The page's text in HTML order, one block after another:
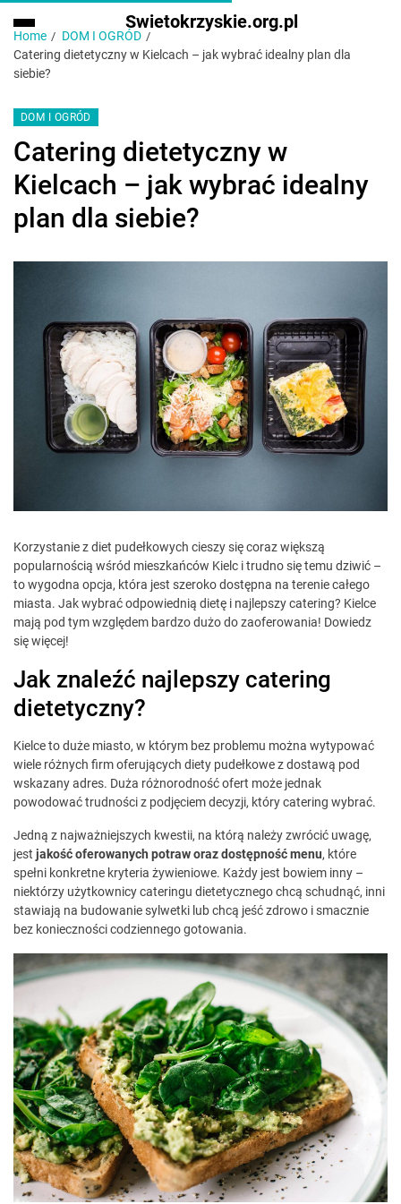
Swietokrzyskie.org.pl
Home
DOM I OGRÓD
Catering dietetyczny w Kielcach – jak wybrać idealny plan dla
siebie?
DOM I OGRÓD
Catering dietetyczny w
Kielcach – jak wybrać idealny
plan dla siebie?
Korzystanie z diet pudełkowych cieszy się coraz większą
popularnością wśród mieszkańców Kielc i trudno się temu dziwić –
to wygodna opcja, która jest szeroko dostępna na terenie całego
miasta. Jak wybrać odpowiednią dietę i najlepszy catering? Kielce
mają pod tym względem bardzo dużo do zaoferowania! Dowiedz
się więcej!
Jak znaleźć najlepszy catering
dietetyczny?
Kielce to duże miasto, w którym bez problemu można wytypować
wiele różnych firm oferujących diety pudełkowe z dostawą pod
wskazany adres. Duża różnorodność ofert może jednak
powodować trudności z podjęciem decyzji, który catering wybrać.
Jedną z najważniejszych kwestii, na którą należy zwrócić uwagę,
jest jakość oferowanych potraw oraz dostępność menu, które
spełni konkretne kryteria żywieniowe. Każdy jest bowiem inny –
niektórzy użytkownicy cateringu dietetycznego chcą schudnąć, inni
stawiają na budowanie sylwetki lub chcą jeść zdrowo i smacznie
bez konieczności codziennego gotowania.